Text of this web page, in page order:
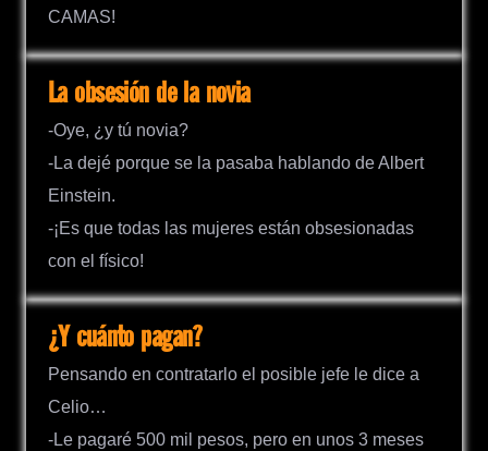
CAMAS!
La obsesión de la novia
-Oye, ¿y tú novia?
-La dejé porque se la pasaba hablando de Albert
Einstein.
-¡Es que todas las mujeres están obsesionadas
con el físico!
¿Y cuánto pagan?
Pensando en contratarlo el posible jefe le dice a
Celio…
-Le pagaré 500 mil pesos, pero en unos 3 meses